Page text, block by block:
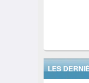
LES